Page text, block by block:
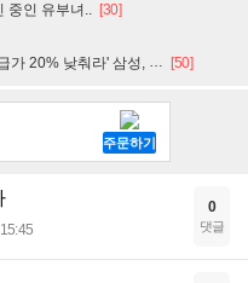
중인 유부녀.. [30]
낮춰라' 삼성, LG에 요구. [50]
15:45
0
댓글